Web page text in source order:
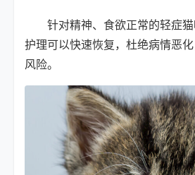
针对精神、食欲正常的轻症猫
护理可以快速恢复，杜绝病情恶
风险。